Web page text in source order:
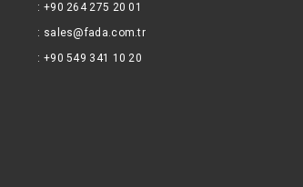
: +90 264 275 20 01
: sales@fada.com.tr
: +90 549 341 10 20